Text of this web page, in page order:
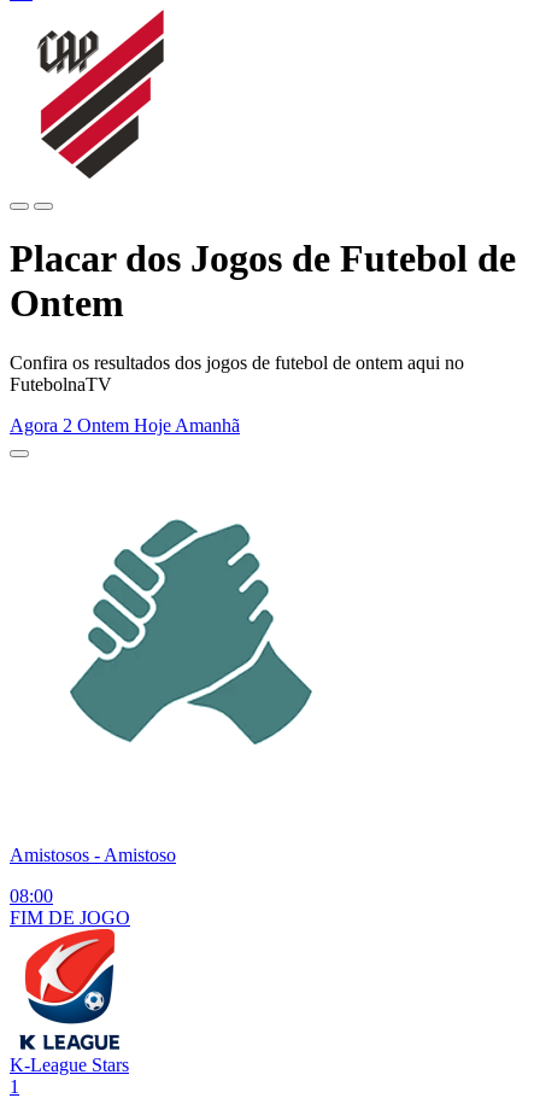
Placar dos Jogos de Futebol de
Ontem
Confira os resultados dos jogos de futebol de ontem aqui no
FutebolnaTV
Agora 2 Ontem Hoje Amanhã
Amistosos - Amistoso
08:00
FIM DE JOGO
K-League Stars
1